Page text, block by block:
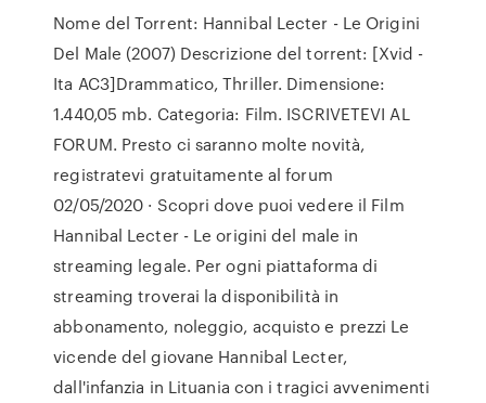
Nome del Torrent: Hannibal Lecter - Le Origini
Del Male (2007) Descrizione del torrent: [Xvid -
Ita AC3]Drammatico, Thriller. Dimensione:
1.440,05 mb. Categoria: Film. ISCRIVETEVI AL
FORUM. Presto ci saranno molte novità,
registratevi gratuitamente al forum
02/05/2020 · Scopri dove puoi vedere il Film
Hannibal Lecter - Le origini del male in
streaming legale. Per ogni piattaforma di
streaming troverai la disponibilità in
abbonamento, noleggio, acquisto e prezzi Le
vicende del giovane Hannibal Lecter,
dall'infanzia in Lituania con i tragici avvenimenti